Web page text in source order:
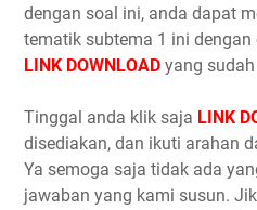
dengan soal ini, anda dapat
tematik subtema 1 ini dengan
LINK DOWNLOAD yang
Tinggal anda klik saja LINK
disediakan, dan ikuti arahan
Ya semoga saja tidak ada
jawaban yang kami susun.